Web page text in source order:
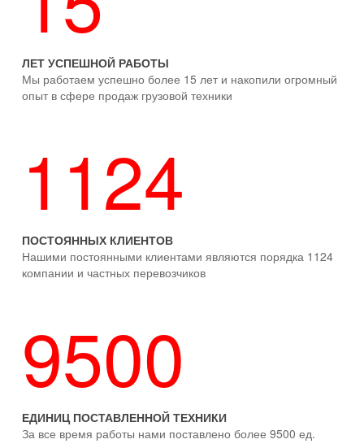
ЛЕТ УСПЕШНОЙ РАБОТЫ
Мы работаем успешно более 15 лет и накопили огромный
опыт в сфере продаж грузовой техники
1124
ПОСТОЯННЫХ КЛИЕНТОВ
Нашими постоянными клиентами являются порядка 1124
компании и частных перевозчиков
9500
ЕДИНИЦ ПОСТАВЛЕННОЙ ТЕХНИКИ
За все время работы нами поставлено более 9500 ед.